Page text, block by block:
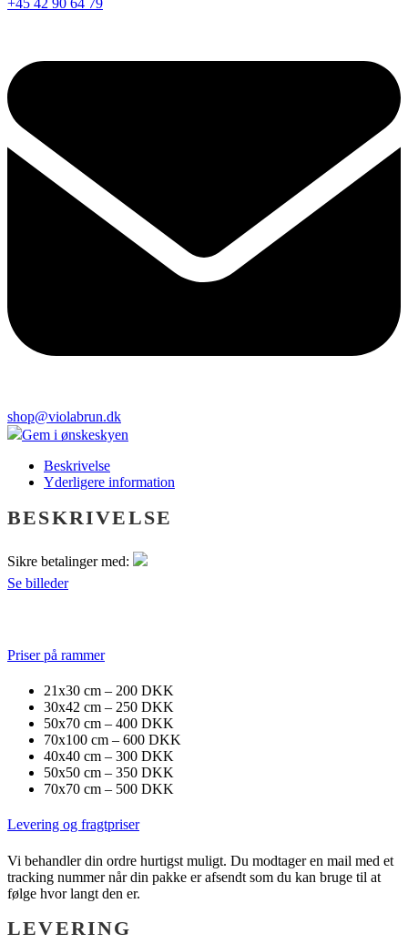
+45 42 90 64 79
shop@violabrun.dk
Gem i ønskeskyen
Beskrivelse
Yderligere information
BESKRIVELSE
Sikre betalinger med:
Se billeder
Priser på rammer
21x30 cm – 200 DKK
30x42 cm – 250 DKK
50x70 cm – 400 DKK
70x100 cm – 600 DKK
40x40 cm – 300 DKK
50x50 cm – 350 DKK
70x70 cm – 500 DKK
Levering og fragtpriser
Vi behandler din ordre hurtigst muligt. Du modtager en mail med et
tracking nummer når din pakke er afsendt som du kan bruge til at
følge hvor langt den er.
LEVERING